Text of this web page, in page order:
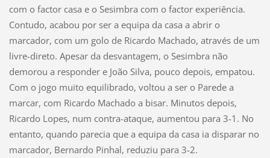
com o factor casa e o Sesimbra com o factor experiência.
Contudo, acabou por ser a equipa da casa a abrir o
marcador, com um golo de Ricardo Machado, através de um
livre-direto. Apesar da desvantagem, o Sesimbra não
demorou a responder e João Silva, pouco depois, empatou.
Com o jogo muito equilibrado, voltou a ser o Parede a
marcar, com Ricardo Machado a bisar. Minutos depois,
Ricardo Lopes, num contra-ataque, aumentou para 3-1. No
entanto, quando parecia que a equipa da casa ia disparar no
marcador, Bernardo Pinhal, reduziu para 3-2.